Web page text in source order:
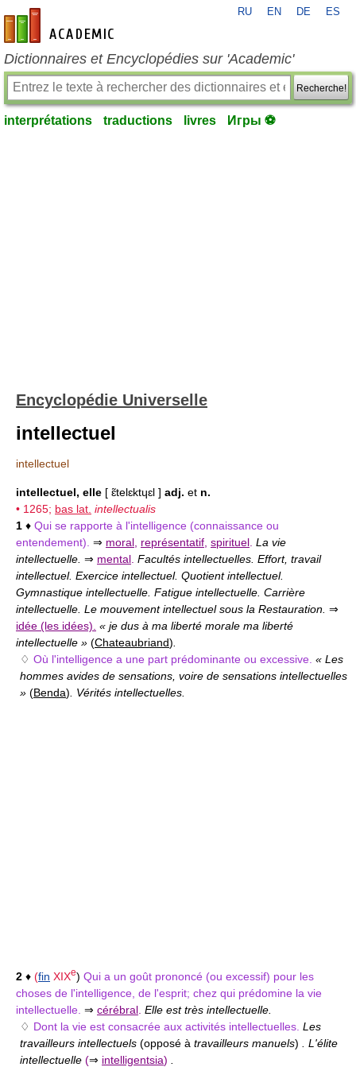
fr-academic.com
RU EN DE ES
Dictionnaires et Encyclopédies sur 'Academic'
Recherche!
interprétations traductions livres Игры ⚽
Encyclopédie Universelle
intellectuel
intellectuel
intellectuel, elle [ ɛ̃telɛktɥɛl ] adj. et n.
• 1265; bas lat. intellectualis
1 ♦ Qui se rapporte à l'intelligence (connaissance ou
entendement). ⇒ moral représentatif spirituel La vie
intellectuelle. ⇒ mental Facultés intellectuelles. Effort, travail
intellectuel. Exercice intellectuel. Quotient intellectuel.
Gymnastique intellectuelle. Fatigue intellectuelle. Carrière
intellectuelle. Le mouvement intellectuel sous la Restauration. ⇒
idée (les idées). « je dus à ma liberté morale ma liberté
intellectuelle » (Chateaubriand)
♢ Où l'intelligence a une part prédominante ou excessive. « Les
hommes avides de sensations, voire de sensations intellectuelles
» (Benda) . Vérités intellectuelles.
2 ♦ (fin XIXe) Qui a un goût prononcé (ou excessif) pour les
choses de l'intelligence, de l'esprit; chez qui prédomine la vie
intellectuelle. ⇒ cérébral Elle est très intellectuelle.
♢ Dont la vie est consacrée aux activités intellectuelles. Les
travailleurs intellectuels (opposé à travailleurs manuels)
. L'élite
intellectuelle (⇒ intelligentsia)